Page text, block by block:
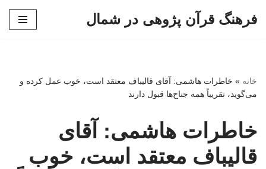
فرهنگ قرآن پژوهی در شمال
خانه » خاطرات هاشمی: آقای قالیباف معتقد است، خوب عمل‌ کرده و
می‌گوید، تقریباً همه جناح‌ها قبول دارند
خاطرات هاشمی: آقای
قالیباف معتقد است، خوب